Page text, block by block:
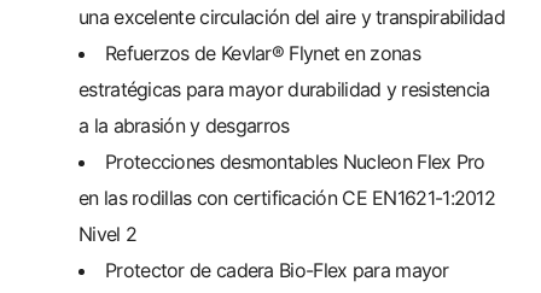
una excelente circulación del aire y transpirabilidad
Refuerzos de Kevlar® Flynet en zonas
estratégicas para mayor durabilidad y resistencia
a la abrasión y desgarros
Protecciones desmontables Nucleon Flex Pro
en las rodillas con certificación CE EN1621-1:2012
Nivel 2
Protector de cadera Bio-Flex para mayor